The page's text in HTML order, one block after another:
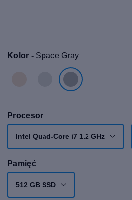
Kolor - Space Gray
Procesor
Intel Quad-Core i7 1.2 GHz
Pamięć
512 GB SSD